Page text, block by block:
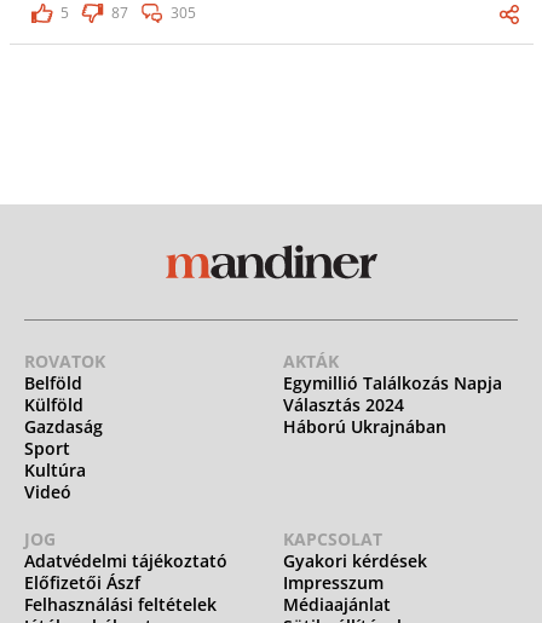
5
87 305
ROVATOK
Belföld
Külföld
Gazdaság
Sport
Kultúra
Videó
AKTÁK
Egymillió Találkozás Napja
Választás 2024
Háború Ukrajnában
JOG
Adatvédelmi tájékoztató
Előfizetői Ászf
Felhasználási feltételek
KAPCSOLAT
Gyakori kérdések
Impresszum
Médiaajánlat